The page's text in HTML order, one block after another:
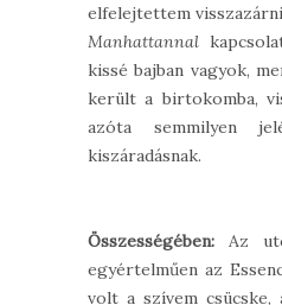
elfelejtettem
Manhattannal
kissé bajban vagyok,
került a birtokomba,
azóta semmilyen
kiszáradásnak.
Összességében: Az
egyértelműen az
volt a szívem csücske,